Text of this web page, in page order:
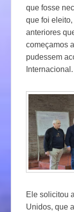
que fosse
que foi
anteriores
começamos
pudessem
Internacional.
Ele solicitou
Unidos, que